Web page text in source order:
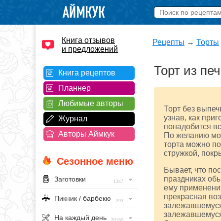
Книга отзывов
и предложений
Книга рецептов
Планнер
Любимые авторы
Журнал
Авторы Аймкук
Сезонное меню
Заготовки 1347
Пикник / барбекю 293
На каждый день 20160
Рецепты → Торты
Торт из
Торт без
узнав, как
понадобится
По желанию
торта можно
стружкой,
Бывает, что
праздниках
ему
прекрасная